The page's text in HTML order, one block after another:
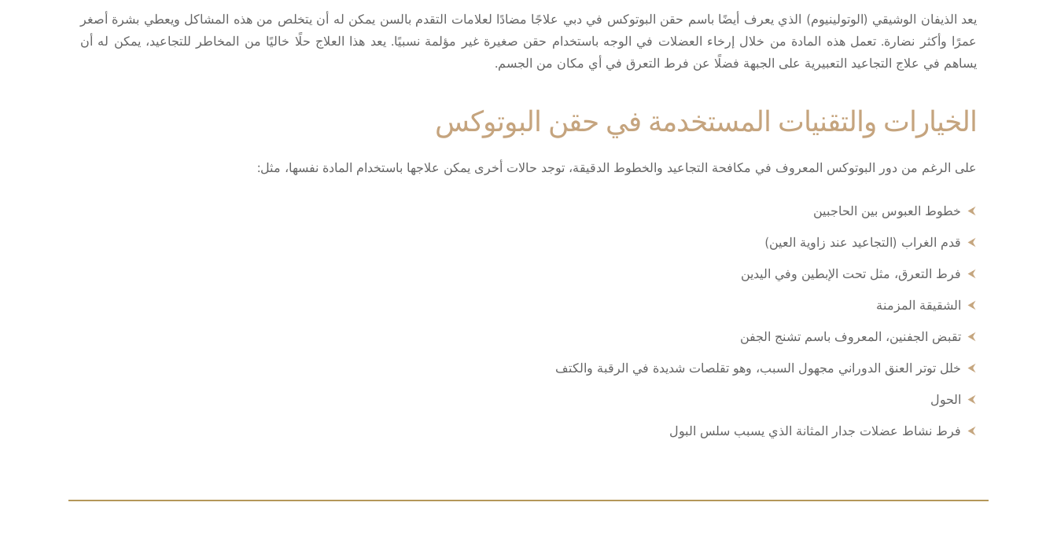
يعد الذيفان الوشيقي (الوتولينيوم) الذي يعرف أيضًا باسم حقن البوتوكس في دبي علاجًا مضادًا لعلامات التقدم بالسن يمكن له أن يتخلص من هذه المشاكل ويعطي بشرة أصغر
عمرًا وأكثر نضارة. تعمل هذه المادة من خلال إرخاء العضلات في الوجه باستخدام حقن صغيرة غير مؤلمة نسبيًا. يعد هذا العلاج حلًا خاليًا من المخاطر للتجاعيد، يمكن له أن
يساهم في علاج التجاعيد التعبيرية على الجبهة فضلًا عن فرط التعرق في أي مكان من الجسم.
الخيارات والتقنيات المستخدمة في حقن البوتوكس
على الرغم من دور البوتوكس المعروف في مكافحة التجاعيد والخطوط الدقيقة، توجد حالات أخرى يمكن علاجها باستخدام المادة نفسها، مثل:
خطوط العبوس بين الحاجبين
قدم الغراب (التجاعيد عند زاوية العين)
فرط التعرق، مثل تحت الإبطين وفي اليدين
الشقيقة المزمنة
تقبض الجفنين، المعروف باسم تشنج الجفن
خلل توتر العنق الدوراني مجهول السبب، وهو تقلصات شديدة في الرقبة والكتف
الحول
فرط نشاط عضلات جدار المثانة الذي يسبب سلس البول